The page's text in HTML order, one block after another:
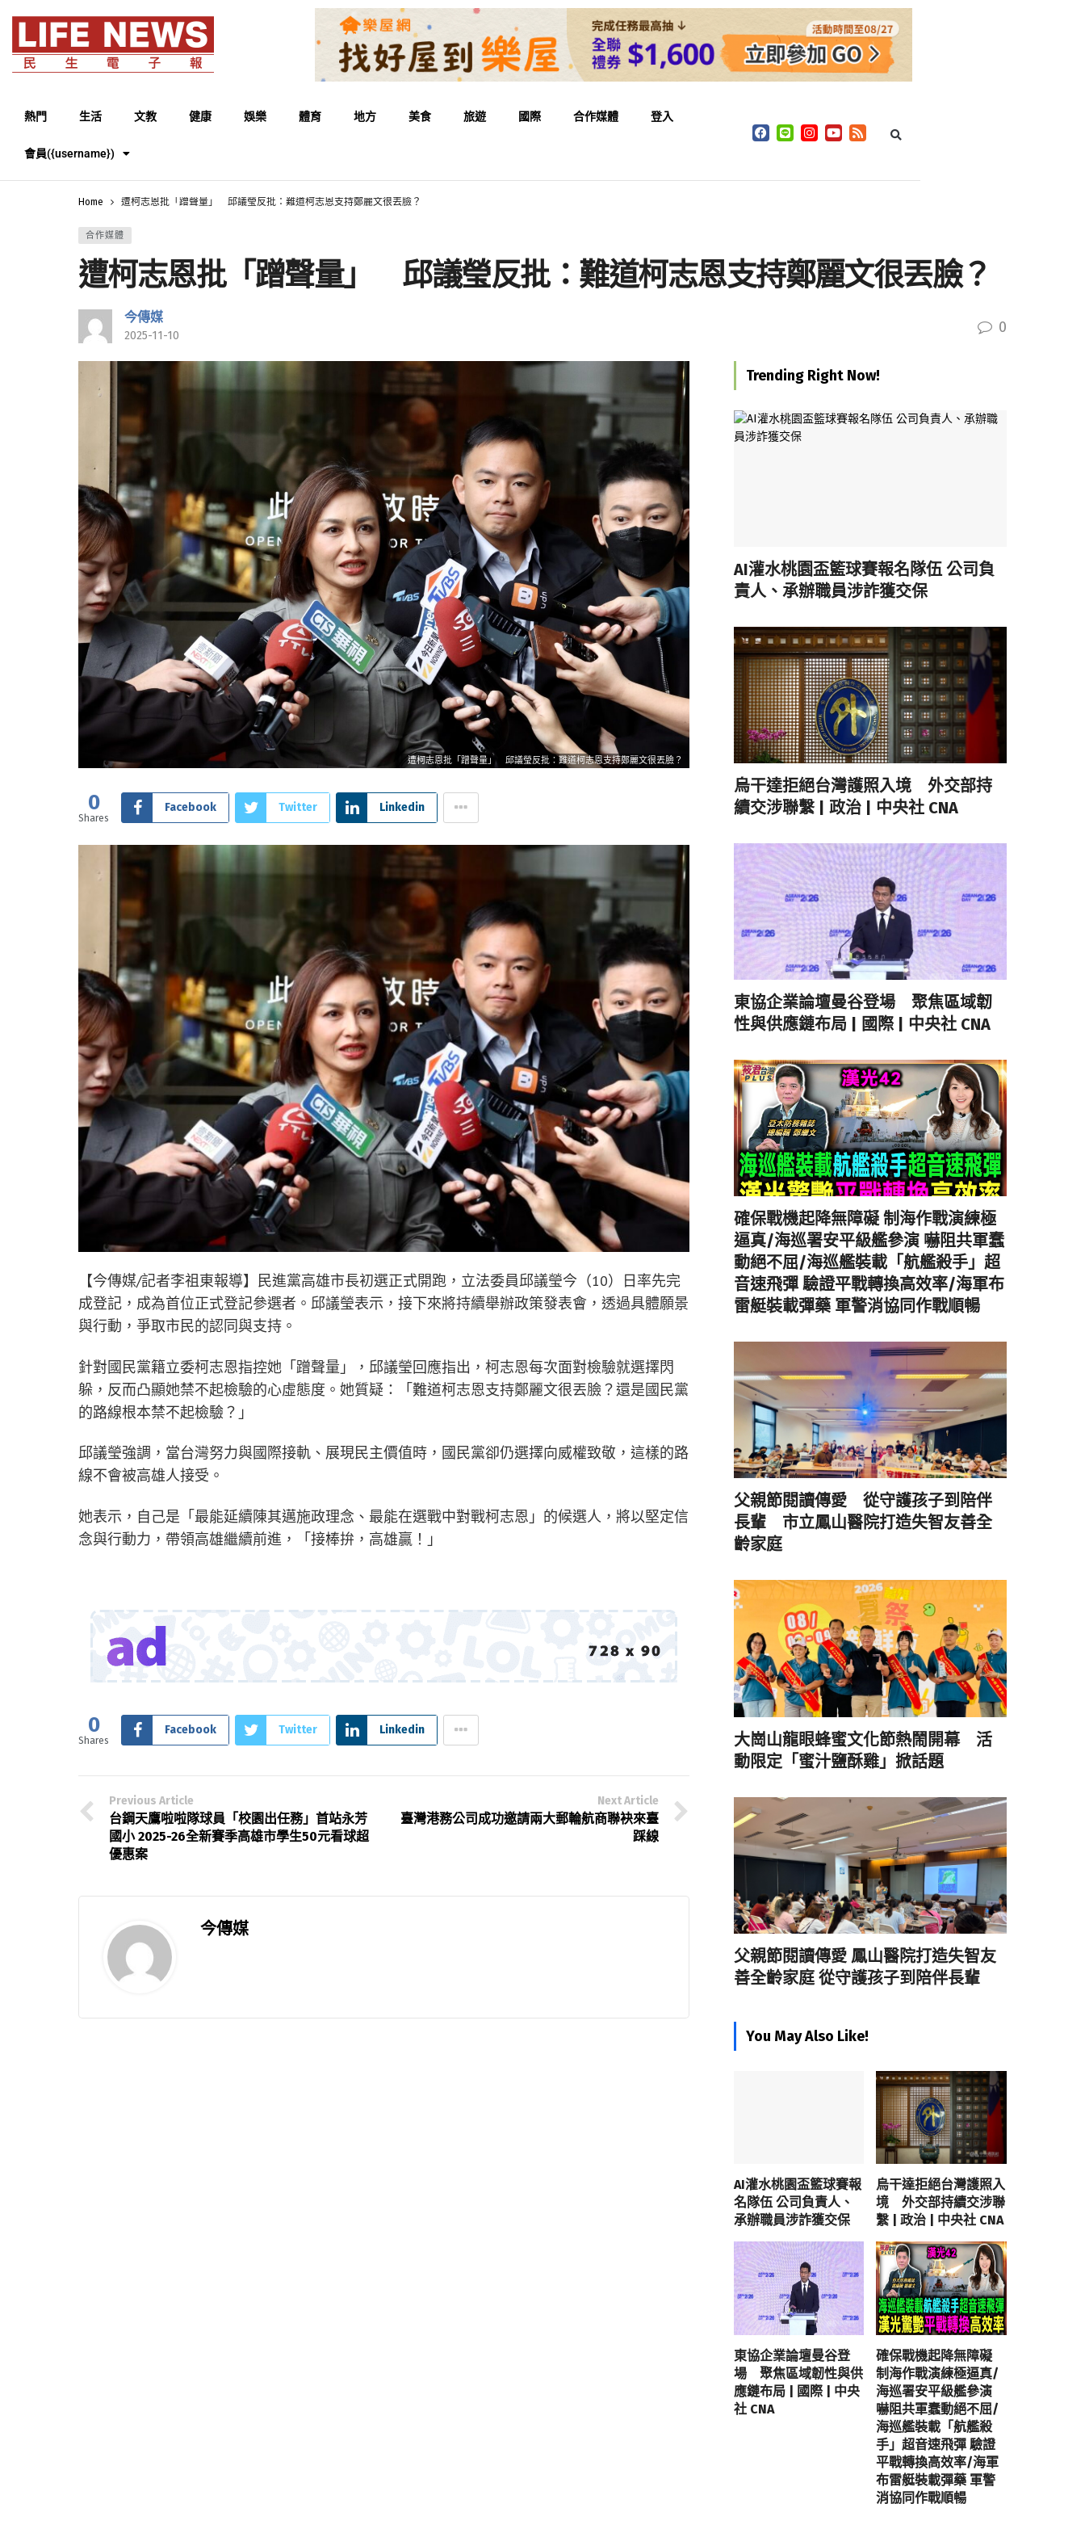
熱門 生活 文教 健康 娛樂 體育 地方 美食 旅遊 國際 合作媒體 登入
會員({username})
Home 遭柯志恩批「蹭聲量」 邱議瑩反批：難道柯志恩支持鄭麗文很丟臉？
合作媒體
遭柯志恩批「蹭聲量」 邱議瑩反批：難道柯志恩支持鄭麗文很丟臉？
今傳媒
2025-11-10 0
遭柯志恩批「蹭聲量」 邱議瑩反批：難道柯志恩支持鄭麗文很丟臉？
0
Shares
Facebook Twitter Linkedin
【今傳媒/記者李祖東報導】民進黨高雄市長初選正式開跑，立法委員邱議瑩今（10）日率先完
成登記，成為首位正式登記參選者。邱議瑩表示，接下來將持續舉辦政策發表會，透過具體願景
與行動，爭取市民的認同與支持。
針對國民黨籍立委柯志恩指控她「蹭聲量」，邱議瑩回應指出，柯志恩每次面對檢驗就選擇閃
躲，反而凸顯她禁不起檢驗的心虛態度。她質疑：「難道柯志恩支持鄭麗文很丟臉？還是國民黨
的路線根本禁不起檢驗？」
邱議瑩強調，當台灣努力與國際接軌、展現民主價值時，國民黨卻仍選擇向威權致敬，這樣的路
線不會被高雄人接受。
她表示，自己是「最能延續陳其邁施政理念、最能在選戰中對戰柯志恩」的候選人，將以堅定信
念與行動力，帶領高雄繼續前進，「接棒拚，高雄贏！」
0
Shares
Facebook Twitter Linkedin
Previous Article
台鋼天鷹啦啦隊球員「校園出任務」首站永芳
國小 2025-26全新賽季高雄市學生50元看球超
優惠案
Next Article
臺灣港務公司成功邀請兩大郵輪航商聯袂來臺
踩線
今傳媒
Trending Right Now!
AI灌水桃園盃籃球賽報名隊伍 公司負
責人、承辦職員涉詐獲交保
烏干達拒絕台灣護照入境 外交部持
續交涉聯繫 | 政治 | 中央社 CNA
東協企業論壇曼谷登場 聚焦區域韌
性與供應鏈布局 | 國際 | 中央社 CNA
確保戰機起降無障礙 制海作戰演練極
逼真/海巡署安平級艦參演 嚇阻共軍蠢
動絕不屈/海巡艦裝載「航艦殺手」超
音速飛彈 驗證平戰轉換高效率/海軍布
雷艇裝載彈藥 軍警消協同作戰順暢
父親節閱讀傳愛 從守護孩子到陪伴
長輩 市立鳳山醫院打造失智友善全
齡家庭
大崗山龍眼蜂蜜文化節熱鬧開幕 活
動限定「蜜汁鹽酥雞」掀話題
父親節閱讀傳愛 鳳山醫院打造失智友
善全齡家庭 從守護孩子到陪伴長輩
You May Also Like!
AI灌水桃園盃籃球賽報
名隊伍 公司負責人、
承辦職員涉詐獲交保
烏干達拒絕台灣護照入
境 外交部持續交涉聯
繫 | 政治 | 中央社 CNA
東協企業論壇曼谷登
場 聚焦區域韌性與供
應鏈布局 | 國際 | 中央
社 CNA
確保戰機起降無障礙
制海作戰演練極逼真/
海巡署安平級艦參演
嚇阻共軍蠢動絕不屈/
海巡艦裝載「航艦殺
手」超音速飛彈 驗證
平戰轉換高效率/海軍
布雷艇裝載彈藥 軍警
消協同作戰順暢